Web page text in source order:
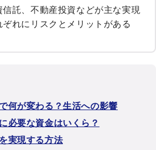
託、不動産投資などが主な実現
れにリスクとメリットがある
何が変わる？生活への影響
必要な資金はいくら？
実現する方法